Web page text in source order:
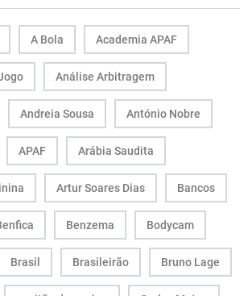
A Bola Academia APAF
Análise Arbitragem
Andreia Sousa António Nobre
APAF Arábia Saudita
Artur Soares Dias Bancos
Benzema Bodycam
Brasil Brasileirão Bruno Lage